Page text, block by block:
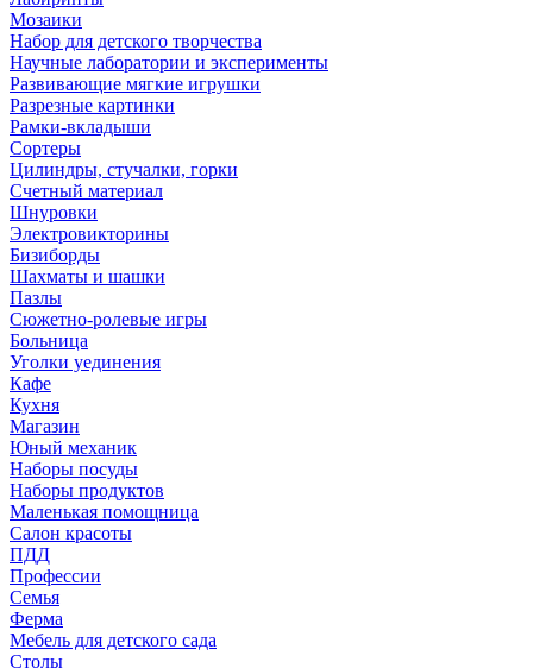
Мозаики
Набор для детского творчества
Научные лаборатории и эксперименты
Развивающие мягкие игрушки
Разрезные картинки
Рамки-вкладыши
Сортеры
Цилиндры, стучалки, горки
Счетный материал
Шнуровки
Электровикторины
Бизиборды
Шахматы и шашки
Пазлы
Сюжетно-ролевые игры
Больница
Уголки уединения
Кафе
Кухня
Магазин
Юный механик
Наборы посуды
Наборы продуктов
Маленькая помощница
Салон красоты
ПДД
Профессии
Семья
Ферма
Мебель для детского сада
Столы